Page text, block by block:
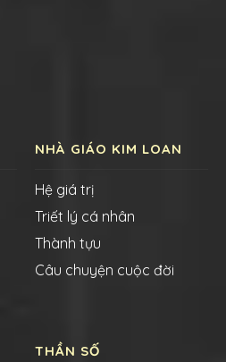
NHÀ GIÁO KIM LOAN
Hệ giá trị
Triết lý cá nhân
Thành tựu
Câu chuyện cuộc đời
THẦN SỐ